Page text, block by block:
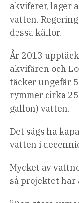
akviferer, lager
vatten.
dessa källor.
År 2013
akvifären och
täcker ungefär
rymmer cirka
gallon) vatten.
Det sägs ha
vatten i
Mycket av
så projektet har